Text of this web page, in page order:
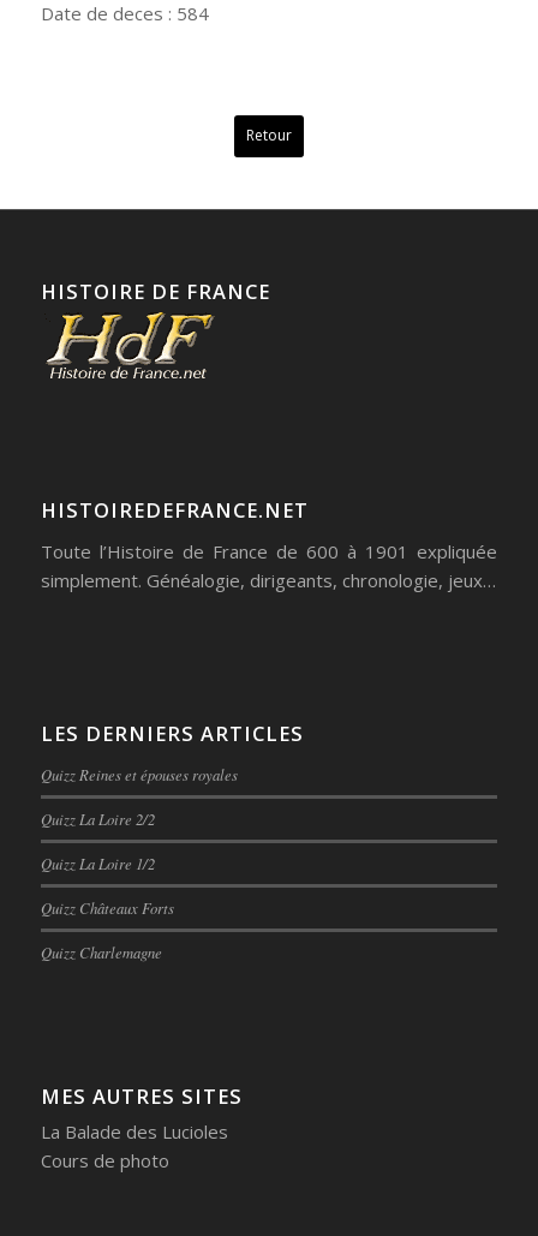
Date de deces : 584
Retour
HISTOIRE DE FRANCE
HISTOIREDEFRANCE.NET
Toute l’Histoire de France de 600 à 1901 expliquée
simplement. Généalogie, dirigeants, chronologie, jeux…
LES DERNIERS ARTICLES
Quizz Reines et épouses royales
Quizz La Loire 2/2
Quizz La Loire 1/2
Quizz Châteaux Forts
Quizz Charlemagne
MES AUTRES SITES
La Balade des Lucioles
Cours de photo